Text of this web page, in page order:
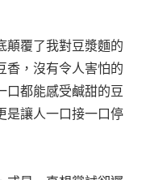
顛覆了我對豆漿麵的
香，沒有令人害怕的
口都能感受鹹甜的豆
是讓人一口接一口停